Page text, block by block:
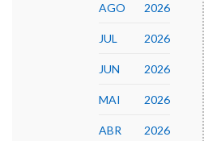
AGO 2026
JUL 2026
JUN 2026
MAI 2026
ABR 2026